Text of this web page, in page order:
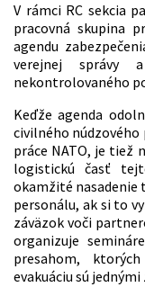
V rámci RC sekcia
pracovná skupina
agendu
verejnej správy
nekontrolovaného
Keďže agenda
civilného
práce NATO, je tiež
logistickú časť
okamžité nasadenie
personálu, ak si to
záväzok voči
organizuje
presahom,
evakuáciu sú